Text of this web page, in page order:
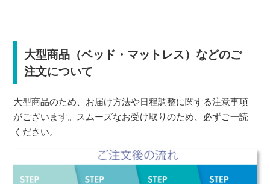
大型商品（ベッド・マットレス）などのご
注文について
大型商品のため、お届け方法や日程調整に関する注意事項
がございます。スムーズなお受け取りのため、必ずご一読
ください。